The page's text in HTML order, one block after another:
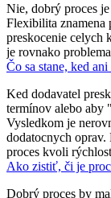
Nie, dobrý proces
Flexibilita znamena
preskocenie celych
je rovnako
Čo sa stane, ked
Ked dodavatel
termínov alebo aby
Vysledkom je
dodatocnych
proces kvoli
Ako zistiť, či je
Dobrý proces by